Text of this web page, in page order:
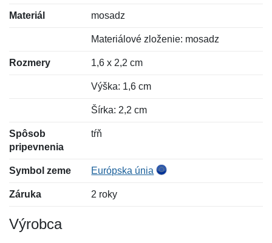
Materiál mosadz
Materiálové zloženie: mosadz
Rozmery 1,6 x 2,2 cm
Výška: 1,6 cm
Šírka: 2,2 cm
Spôsob
pripevnenia
tŕň
Symbol zeme Európska únia
Záruka 2 roky
Výrobca